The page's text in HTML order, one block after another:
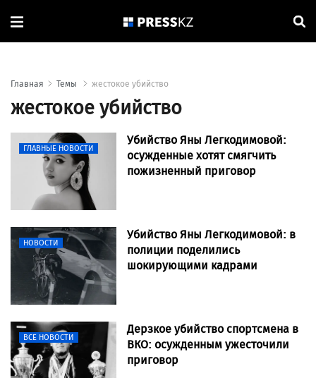
Главная Темы жестокое убийство
жестокое убийство
ГЛАВНЫЕ НОВОСТИ
Убийство Яны Легкодимовой:
осужденные хотят смягчить
пожизненный приговор
НОВОСТИ
Убийство Яны Легкодимовой: в
полиции поделились
шокирующими кадрами
ВСЕ НОВОСТИ
Дерзкое убийство спортсмена в
ВКО: осужденным ужесточили
приговор